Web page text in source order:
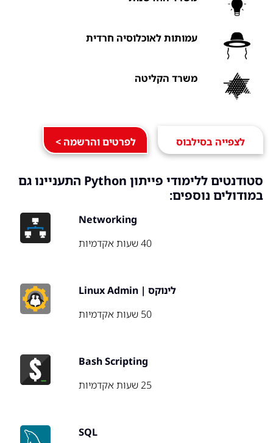
עמותות לאוכלוסיה חרדית
משרד הקליטה
לצפייה בסילבוס לפרטים והרשמה >
סטודנטים ללימודי פייתון Python התעניינו גם
במודולים נוספים:
Networking
40 שעות אקדמיות
לינוקס | Linux Admin
50 שעות אקדמיות
Bash Scripting
25 שעות אקדמיות
SQL